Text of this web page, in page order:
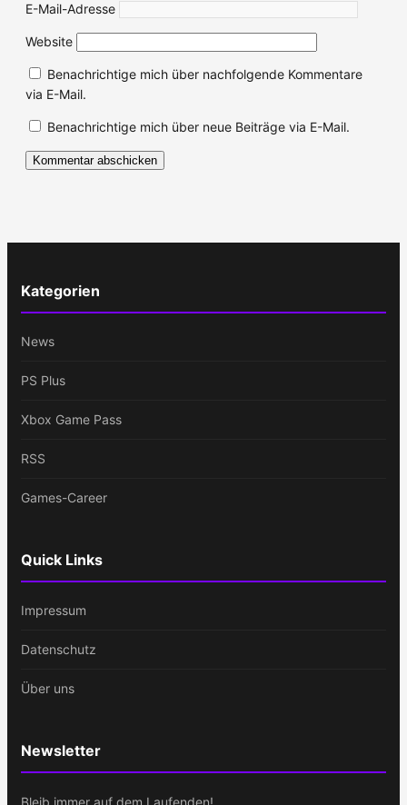
E-Mail-Adresse
Website
Benachrichtige mich über nachfolgende Kommentare
via E-Mail.
Benachrichtige mich über neue Beiträge via E-Mail.
Kategorien
News
PS Plus
Xbox Game Pass
RSS
Games-Career
Quick Links
Impressum
Datenschutz
Über uns
Newsletter